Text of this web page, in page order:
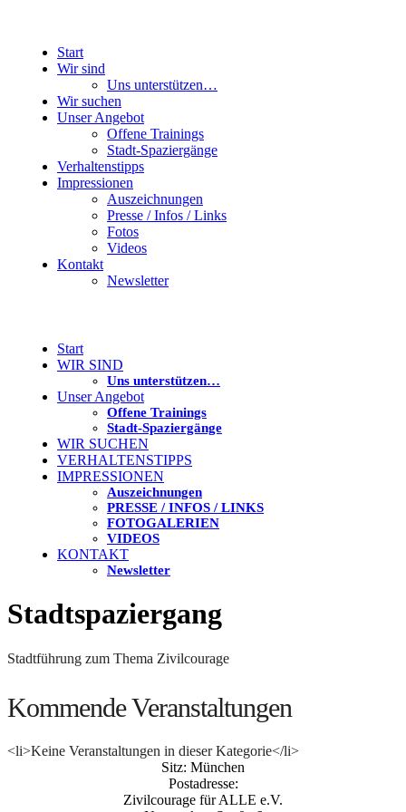
Start
Wir sind
Uns unterstützen…
Wir suchen
Unser Angebot
Offene Trainings
Stadt-Spaziergänge
Verhaltenstipps
Impressionen
Auszeichnungen
Presse / Infos / Links
Fotos
Videos
Kontakt
Newsletter
Start
WIR SIND
Uns unterstützen…
Unser Angebot
Offene Trainings
Stadt-Spaziergänge
WIR SUCHEN
VERHALTENSTIPPS
IMPRESSIONEN
Auszeichnungen
PRESSE / INFOS / LINKS
FOTOGALERIEN
VIDEOS
KONTAKT
Newsletter
Stadtspaziergang
Stadtführung zum Thema Zivilcourage
Kommende Veranstaltungen
<li>Keine Veranstaltungen in dieser Kategorie</li>
Sitz: München
Postadresse:
Zivilcourage für ALLE e.V.